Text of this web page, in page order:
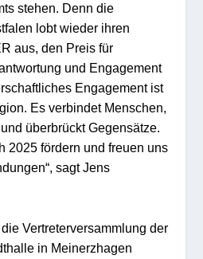
stehen. Denn die
lobt wieder ihren
aus, den Preis für
und Engagement
Engagement ist
Es verbindet Menschen,
überbrückt Gegensätze.
2025 fördern und freuen uns
sagt Jens
Vertreterversammlung der
in Meinerzhagen